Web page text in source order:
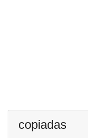
copiadas